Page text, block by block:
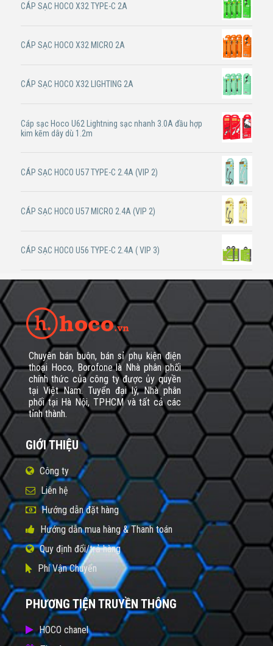
CÁP SẠC HOCO X32 TYPE-C 2A
CÁP SẠC HOCO X32 MICRO 2A
CÁP SẠC HOCO X32 LIGHTING 2A
Cáp sạc Hoco U62 Lightning sạc nhanh 3.0A đầu hợp
kim kẽm dây dù 1.2m
CÁP SẠC HOCO U57 TYPE-C 2.4A (VIP 2)
CÁP SẠC HOCO U57 MICRO 2.4A (VIP 2)
CÁP SẠC HOCO U56 TYPE-C 2.4A ( VIP 3)
Chuyên bán buôn, bán sỉ phụ kiện điện
thoại Hoco, Borofone là Nhà phân phối
chính thức của công ty được ủy quyền
tại Việt Nam. Tuyển đại lý, Nhà phân
phối tại Hà Nội, TPHCM và tất cả các
tỉnh thành.
GIỚI THIỆU
Công ty
Liên hệ
Hướng dẫn đặt hàng
Hướng dẫn mua hàng & Thanh toán
Quy định đổi/trả hàng
Phí Vận Chuyển
PHƯƠNG TIỆN TRUYỀN THÔNG
HOCO chanel